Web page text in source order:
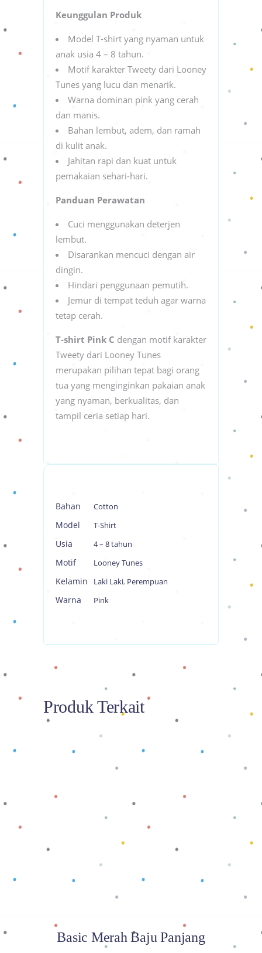
Keunggulan Produk
Model T-shirt yang nyaman untuk
anak usia 4 – 8 tahun.
Motif karakter Tweety dari Looney
Tunes yang lucu dan menarik.
Warna dominan pink yang cerah
dan manis.
Bahan lembut, adem, dan ramah
di kulit anak.
Jahitan rapi dan kuat untuk
pemakaian sehari-hari.
Panduan Perawatan
Cuci menggunakan deterjen
lembut.
Disarankan mencuci dengan air
dingin.
Hindari penggunaan pemutih.
Jemur di tempat teduh agar warna
tetap cerah.
T-shirt Pink C dengan motif karakter
Tweety dari Looney Tunes
merupakan pilihan tepat bagi orang
tua yang menginginkan pakaian anak
yang nyaman, berkualitas, dan
tampil ceria setiap hari.
Bahan Cotton
Model T-Shirt
Usia 4 – 8 tahun
Motif Looney Tunes
Kelamin Laki Laki, Perempuan
Warna Pink
Produk Terkait
Baca selengkapnya
Basic Merah Baju Panjang